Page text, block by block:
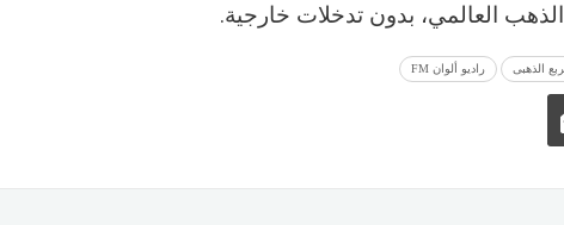
العالمي، بدون تدخلات خارجية.
الذهبى راديو ألوان FM